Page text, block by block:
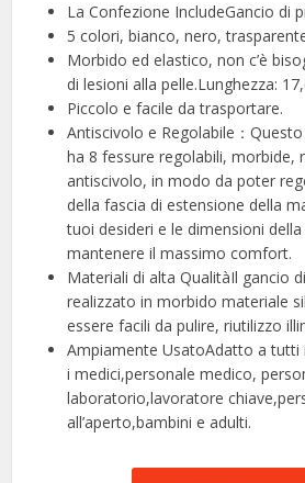
La Confezione IncludeGancio di
5 colori, bianco, nero,
Morbido ed elastico, non c’è
di lesioni alla pelle.Lunghezza:
Piccolo e facile da trasportare.
Antiscivolo e Regolabile：
ha 8 fessure regolabili, morbide,
antiscivolo, in modo da poter
della fascia di estensione della
tuoi desideri e le dimensioni
mantenere il massimo comfort.
Materiali di alta QualitàIl gancio
realizzato in morbido materiale
essere facili da pulire, riutilizzo
Ampiamente UsatoAdatto a tutti
i medici,personale medico,
laboratorio,lavoratore
all’aperto,bambini e adulti.